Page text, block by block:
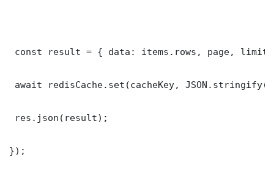
const result = { data: items.rows, page,
await redisCache.set(cacheKey,
res.json(result);
});